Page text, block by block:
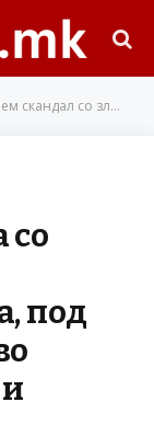
вработени во државни градинки и училишта
со
под